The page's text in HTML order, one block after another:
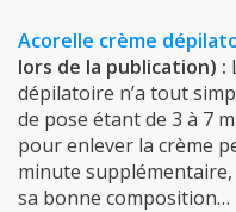
Acorelle crème
lors de la publication) :
dépilatoire n’a tout
de pose étant de 3 à 7
pour enlever la crème
minute supplémentaire,
sa bonne composition…